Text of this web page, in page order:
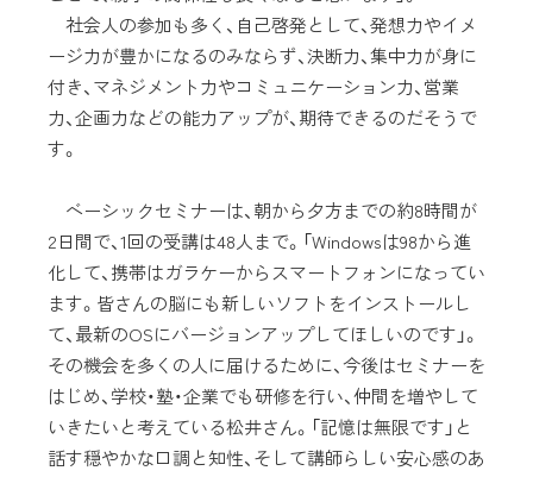
社会人の参加も多く、自己啓発として、発想力やイメ
ージ力が豊かになるのみならず、決断力、集中力が身に
付き、マネジメント力やコミュニケーション力、営業
力、企画力などの能力アップが、期待できるのだそうで
す。
ベーシックセミナーは、朝から夕方までの約8時間が
2日間で、1回の受講は48人まで。「Windowsは98から進
化して、携帯はガラケーからスマートフォンになってい
ます。皆さんの脳にも新しいソフトをインストールし
て、最新のOSにバージョンアップしてほしいのです」。
その機会を多くの人に届けるために、今後はセミナーを
はじめ、学校・塾・企業でも研修を行い、仲間を増やして
いきたいと考えている松井さん。「記憶は無限です」と
話す穏やかな口調と知性、そして講師らしい安心感のあ